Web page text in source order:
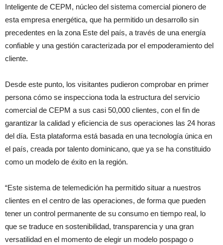
Inteligente de CEPM, núcleo del sistema comercial pionero de
esta empresa energética, que ha permitido un desarrollo sin
precedentes en la zona Este del país, a través de una energía
confiable y una gestión caracterizada por el empoderamiento del
cliente.
Desde este punto, los visitantes pudieron comprobar en primer
persona cómo se inspecciona toda la estructura del servicio
comercial de CEPM a sus casi 50,000 clientes, con el fin de
garantizar la calidad y eficiencia de sus operaciones las 24 horas
del día. Esta plataforma está basada en una tecnología única en
el país, creada por talento dominicano, que ya se ha constituido
como un modelo de éxito en la región.
“Este sistema de telemedición ha permitido situar a nuestros
clientes en el centro de las operaciones, de forma que pueden
tener un control permanente de su consumo en tiempo real, lo
que se traduce en sostenibilidad, transparencia y una gran
versatilidad en el momento de elegir un modelo pospago o